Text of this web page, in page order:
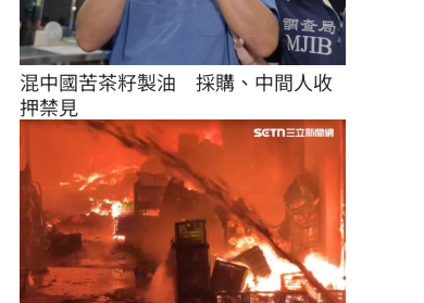
混中國苦茶籽製油　採購、中間人收
押禁見